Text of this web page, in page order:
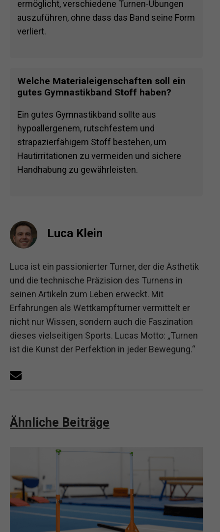
ermöglicht, verschiedene Turnen-Übungen
auszuführen, ohne dass das Band seine Form
verliert.
Welche Materialeigenschaften soll ein
gutes Gymnastikband Stoff haben?
Ein gutes Gymnastikband sollte aus
hypoallergenem, rutschfestem und
strapazierfähigem Stoff bestehen, um
Hautirritationen zu vermeiden und sichere
Handhabung zu gewährleisten.
Luca Klein
Luca ist ein passionierter Turner, der die Ästhetik
und die technische Präzision des Turnens in
seinen Artikeln zum Leben erweckt. Mit
Erfahrungen als Wettkampfturner vermittelt er
nicht nur Wissen, sondern auch die Faszination
dieses vielseitigen Sports. Lucas Motto: „Turnen
ist die Kunst der Perfektion in jeder Bewegung.“
Ähnliche Beiträge